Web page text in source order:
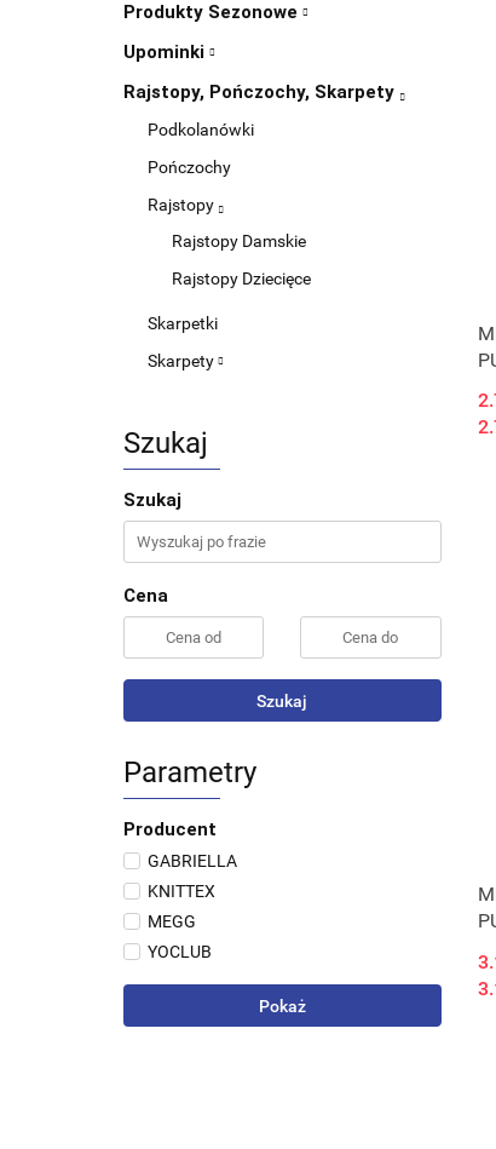
Produkty Sezonowe
Upominki
Rajstopy, Pończochy, Skarpety
Podkolanówki
Pończochy
Rajstopy
Rajstopy Damskie
Rajstopy Dziecięce
Skarpetki
Skarpety
Szukaj
Szukaj
Cena
Szukaj
Parametry
Producent
GABRIELLA
KNITTEX
MEGG
YOCLUB
Pokaż